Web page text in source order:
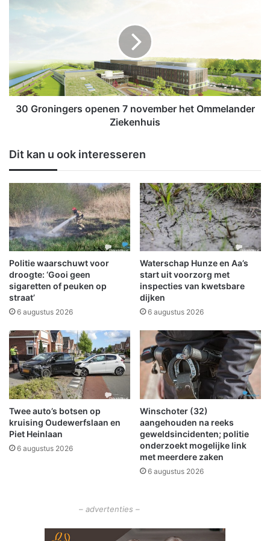
v
e
r
e
n
a
l
l
e
k
a
n
s
e
n
n
g
p
e
n
e
n
7
n
o
v
e
m
b
e
h
e
t
O
m
m
e
l
a
n
30 Groningers openen 7 november het Ommelander
Ziekenhuis
Dit kan u ook interesseren
Politie waarschuwt voor
droogte: ‘Gooi geen
sigaretten of peuken op
straat’
6 augustus 2026
Waterschap Hunze en Aa’s
start uit voorzorg met
inspecties van kwetsbare
dijken
6 augustus 2026
Twee auto’s botsen op
kruising Oudewerfslaan en
Piet Heinlaan
6 augustus 2026
Winschoter (32)
aangehouden na reeks
geweldsincidenten; politie
onderzoekt mogelijke link
met meerdere zaken
6 augustus 2026
– advertenties –